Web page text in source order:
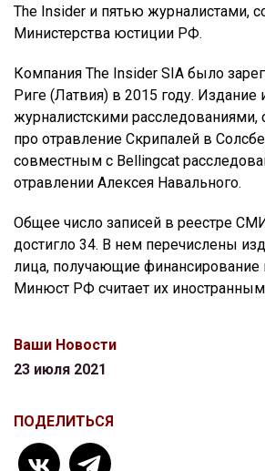
The Insider и пятью журналистами,
Министерства юстиции РФ.
Компания The Insider SIA было
Риге (Латвия) в 2015 году. Издание
журналистскими расследованиями,
про отравление Скрипалей в
совместным с Bellingcat
отравлении Алексея Навального.
Общее число записей в реестре
достигло 34. В нем перечислены
лица, получающие финансирование
Минюст РФ считает их иностранным
Ваши Новости
23 июля 2021
ПОДЕЛИТЬСЯ